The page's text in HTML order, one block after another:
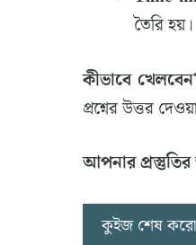
তৈরি হয়।
কীভাবে
প্রশ্নের উত্তর
আপনার
কুইজ শেষ করো